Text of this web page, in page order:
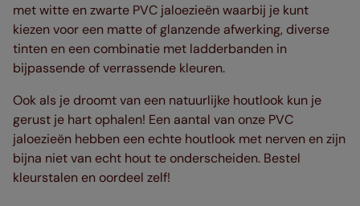
met witte en zwarte PVC jaloezieën waarbij je kunt
kiezen voor een matte of glanzende afwerking, diverse
tinten en een combinatie met ladderbanden in
bijpassende of verrassende kleuren.
Ook als je droomt van een natuurlijke houtlook kun je
gerust je hart ophalen! Een aantal van onze PVC
jaloezieën hebben een echte houtlook met nerven en zijn
bijna niet van echt hout te onderscheiden. Bestel
kleurstalen en oordeel zelf!